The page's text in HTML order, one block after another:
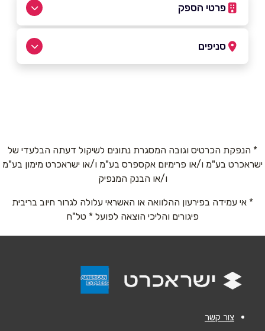
פרטי הספק
באתר בפייסבוק באינסטגרם
שם מלא*
אנא חזרו אלי בקשר ל...
הודעה
סניפים
* הנפקת הכרטיס וגובה המסגרת נתונים לשיקול דעתה הבלעדי של
ישראכרט בע"מ ו/או פרימיום אקספרס בע"מ ו/או ישראכרט מימון בע"מ
ו/או הבנק המנפיק
* אי עמידה בפירעון ההלוואה או האשראי עלולה לגרור חיוב בריבית
פיגורים והליכי הוצאה לפועל * טל"ח
צור קשר